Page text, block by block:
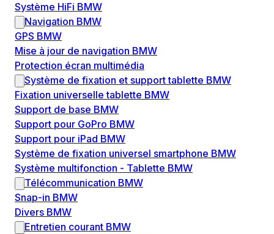
Système HiFi BMW
Navigation BMW
GPS BMW
Mise à jour de navigation BMW
Protection écran multimédia
Système de fixation et support tablette BMW
Fixation universelle tablette BMW
Support de base BMW
Support pour GoPro BMW
Support pour iPad BMW
Système de fixation universel smartphone BMW
Système multifonction - Tablette BMW
Télécommunication BMW
Snap-in BMW
Divers BMW
Entretien courant BMW